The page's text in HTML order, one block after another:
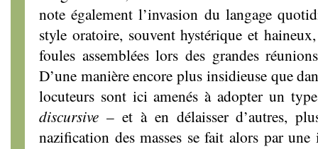
note également l’invasion du langage
style oratoire, souvent hystérique et
foules assemblées lors des grandes
D’une manière encore plus insidieuse que
locuteurs sont ici amenés à adopter un
discursive – et à en délaisser d’autres,
nazification des masses se fait alors par